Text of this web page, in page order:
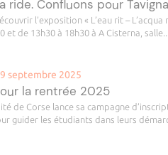
ride. Confluons pour
l’exposition « L’eau rit –
de 13h30 à 18h30 à A Cisterna, salle...
septembre 2025
la rentrée 2025
de Corse lance sa campagne
guider les étudiants dans leurs